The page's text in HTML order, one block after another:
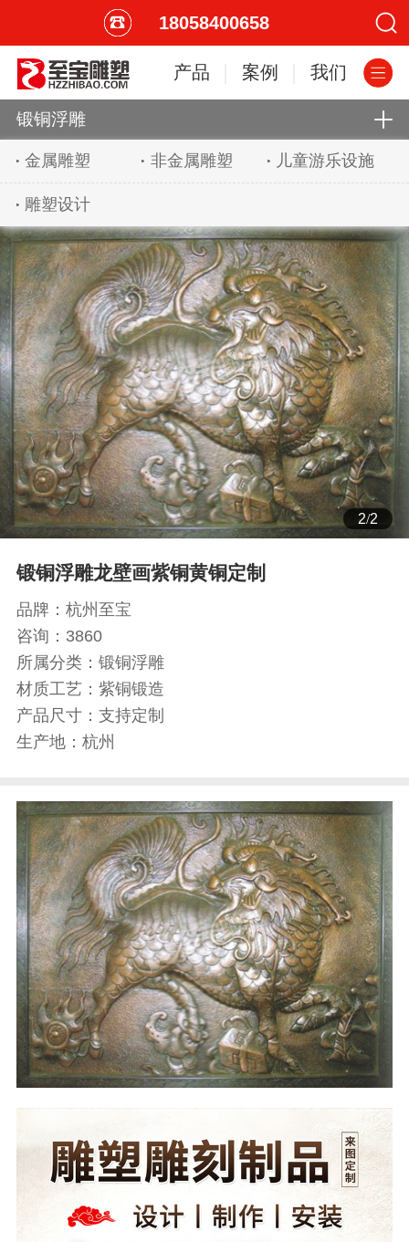
18058400658
产品 案例 我们
锻铜浮雕
金属雕塑 非金属雕塑 儿童游乐设施
雕塑设计
1/2
锻铜浮雕龙壁画紫铜黄铜定制
品牌： 杭州至宝
咨询： 3860
所属分类： 锻铜浮雕
材质工艺： 紫铜锻造
产品尺寸： 支持定制
生产地： 杭州